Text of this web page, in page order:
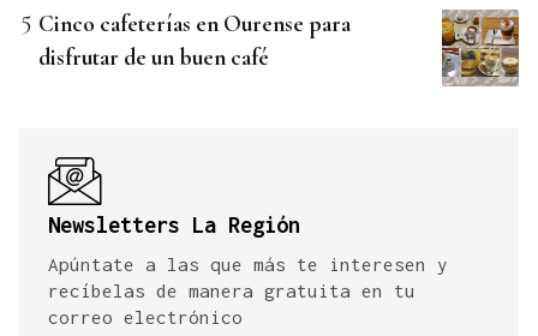
Cinco cafeterías en Ourense para
disfrutar de un buen café
Newsletters La Región
Apúntate a las que más te interesen y
recíbelas de manera gratuita en tu
correo electrónico